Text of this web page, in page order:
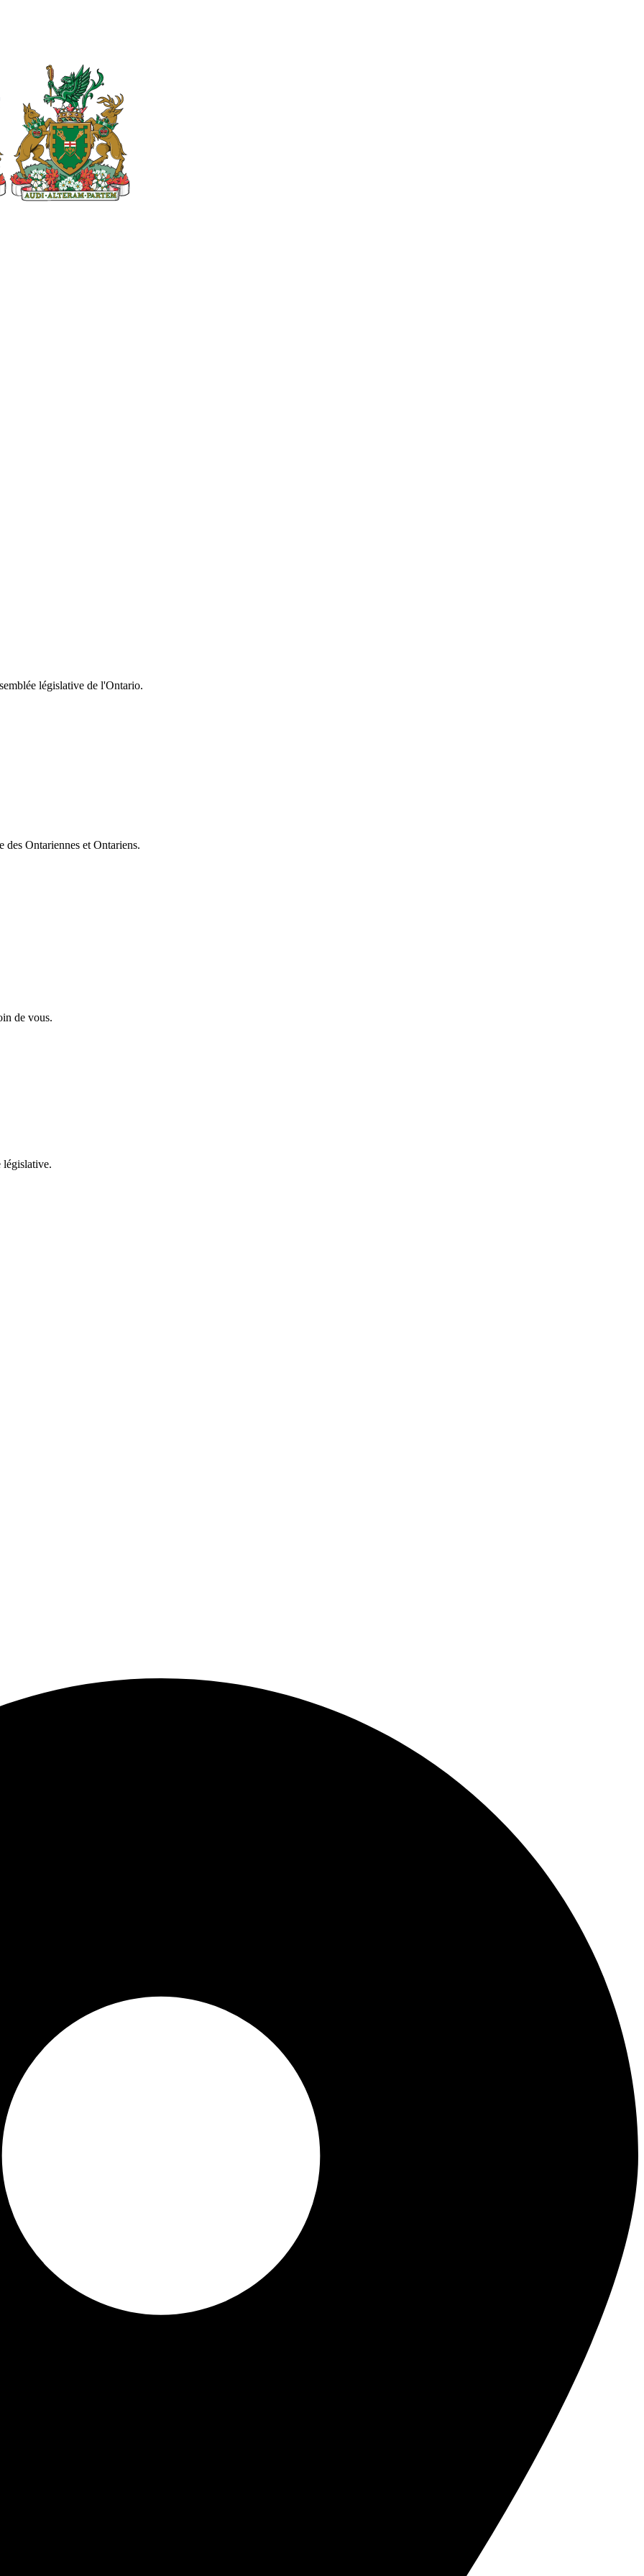
législative de l'Ontario.
Ontariennes et Ontariens.
de vous.
législative.